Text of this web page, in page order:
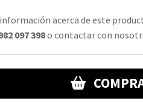
acerca de este
097 398o contactar con